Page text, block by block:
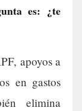
es: ¿te
apoyos a
en gastos
elimina